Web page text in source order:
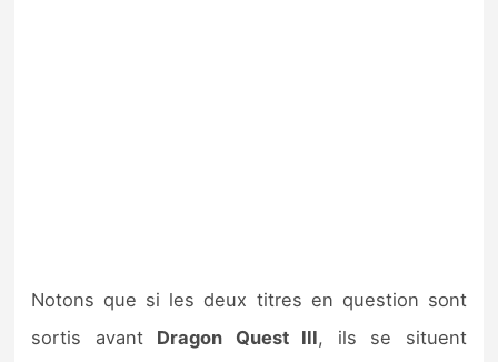
Notons que si les deux titres en question sont
sortis avant Dragon Quest III, ils se situent